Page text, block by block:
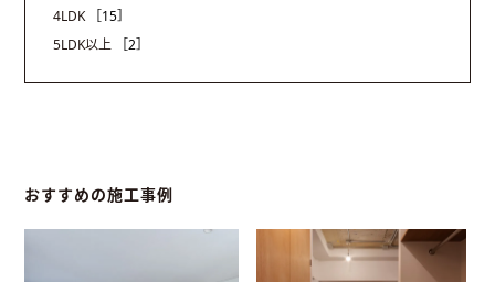
4LDK
［15］
5LDK以上
［2］
おすすめの施工事例